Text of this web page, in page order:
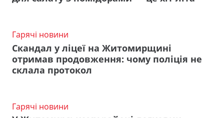
Гарячі новини
Скандал у ліцеї на Житомирщині
отримав продовження: чому поліція не
склала протокол
Гарячі новини